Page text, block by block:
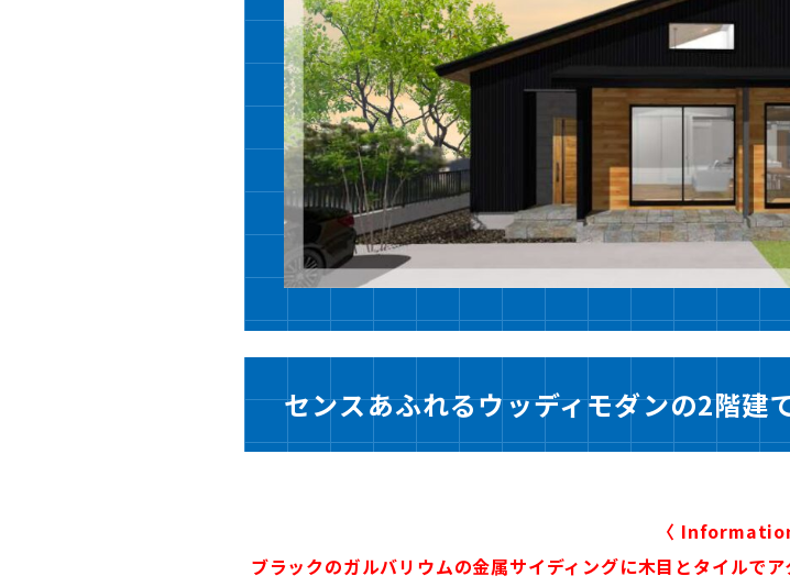
センスあふれるウッディモダンの2階建
〈
ブラックのガルバリウムの金属サイディングに木目とタイルで